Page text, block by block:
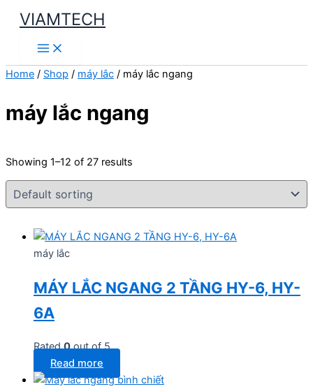
Skip
content
VIAMTECH
Main
Menu
Home / Shop / máy lắc / máy lắc ngang
máy lắc ngang
Showing 1–12 of 27 results
máy lắc
MÁY LẮC NGANG 2 TẦNG HY-6, HY-
6A
Rated0out of 5
Read more